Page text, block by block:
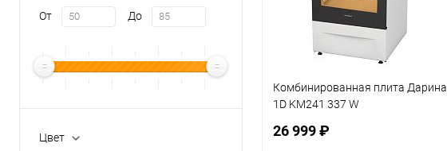
От До
Цвет
Комбинированная плита Дарина
1D KM241 337 W
26 999 ₽